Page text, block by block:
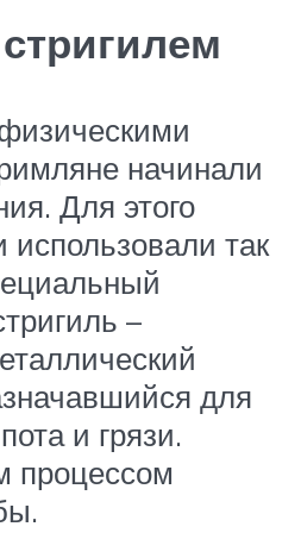
начинали
Для этого
так
–
для
и грязи.
процессом